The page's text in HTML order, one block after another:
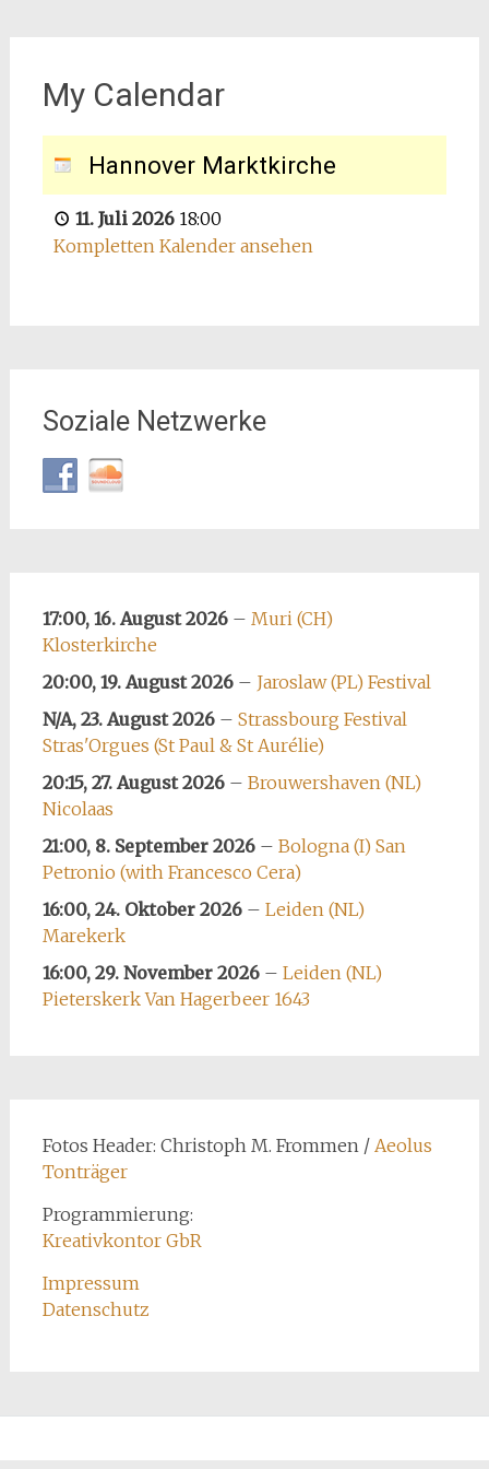
My Calendar
Hannover Marktkirche
11. Juli 2026 18:00
Kompletten Kalender ansehen
Soziale Netzwerke
17:00, 16. August 2026– Muri (CH)
Klosterkirche
20:00, 19. August 2026– Jaroslaw (PL) Festival
N/A, 23. August 2026– Strassbourg Festival
Stras'Orgues (St Paul & St Aurélie)
20:15, 27. August 2026– Brouwershaven (NL)
Nicolaas
21:00, 8. September 2026– Bologna (I) San
Petronio (with Francesco Cera)
16:00, 24. Oktober 2026– Leiden (NL)
Marekerk
16:00, 29. November 2026– Leiden (NL)
Pieterskerk Van Hagerbeer 1643
Fotos Header: Christoph M. Frommen / Aeolus
Tonträger
Programmierung:
Kreativkontor GbR
Impressum
Datenschutz